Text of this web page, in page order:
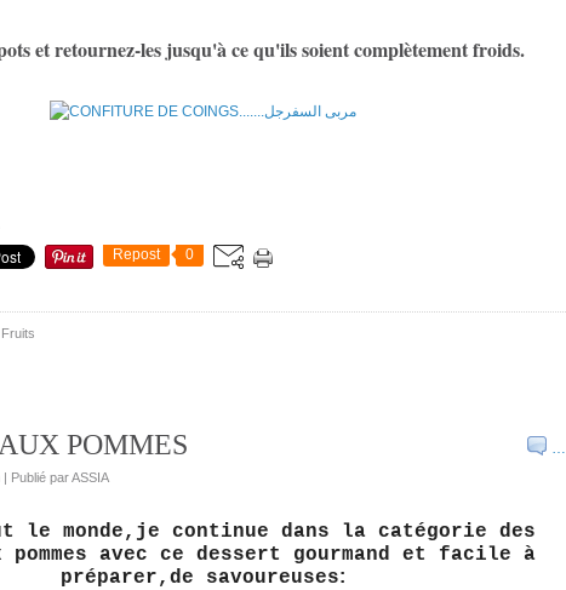
et retournez-les jusqu'à ce qu'ils soient complètement froids.
Repost 0
…
POMMES
| Publié par ASSIA
le monde,je continue dans la catégorie des
pommes avec ce dessert gourmand et facile à
préparer,de savoureuses: